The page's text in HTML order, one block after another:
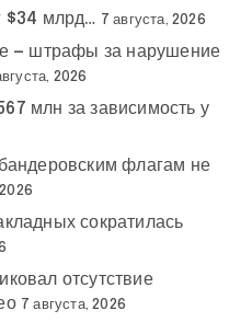
$34 млрд… 7 августа, 2026
— штрафы за нарушение
2026
млн за зависимость у
флагам не
сократилась
отсутствие
7 августа, 2026